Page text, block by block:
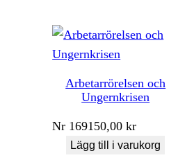
Arbetarrörelsen och
Ungernkrisen
Nr 169150,00kr
Lägg till i varukorg